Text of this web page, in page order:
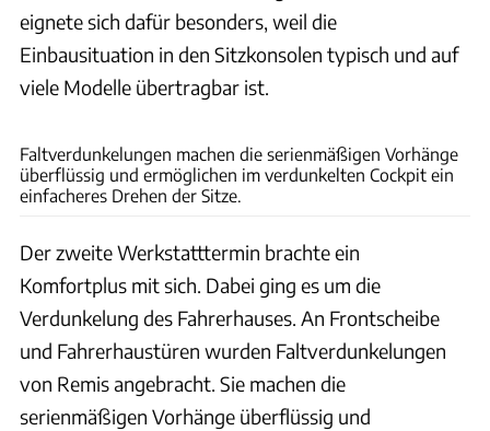
eignete sich dafür besonders, weil die
Einbausituation in den Sitzkonsolen typisch und auf
viele Modelle übertragbar ist.
Faltverdunkelungen machen die serienmäßigen Vorhänge
überflüssig und ermöglichen im verdunkelten Cockpit ein
einfacheres Drehen der Sitze.
Der zweite Werkstatttermin brachte ein
Komfortplus mit sich. Dabei ging es um die
Verdunkelung des Fahrerhauses. An Frontscheibe
und Fahrerhaustüren wurden Faltverdunkelungen
von Remis angebracht. Sie machen die
serienmäßigen Vorhänge überflüssig und